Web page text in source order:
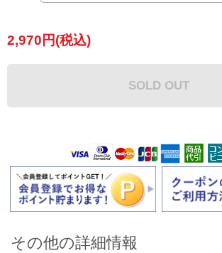
2,970円(税込)
SOLD OUT
その他の詳細情報